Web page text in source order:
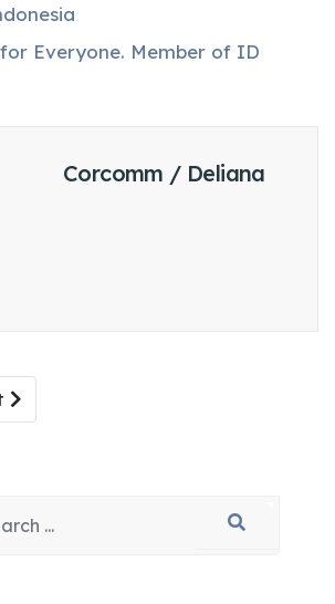
Everyone. Member of ID
Corcomm / Deliana
Indonesia Negara Kelautan,
article: PT Perikanan Indonesia